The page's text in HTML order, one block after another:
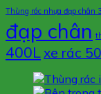
Thùng rác nhựa đạp chân
đạp chân
400Lxe rác